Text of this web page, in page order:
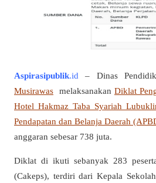
Aspirasipublik.id – Dinas
Musirawas melaksanakan Diklat
Hotel Hakmaz Taba Syariah
Pendapatan dan Belanja Daerah
anggaran sebesar 738 juta.
Diklat di ikuti sebanyak 283
(Cakeps), terdiri dari Kepala